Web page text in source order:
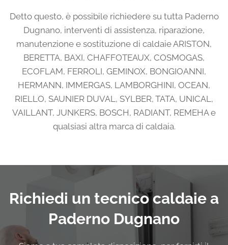
Detto questo, è possibile richiedere su tutta Paderno
Dugnano, interventi di assistenza, riparazione,
manutenzione e sostituzione di caldaie ARISTON,
BERETTA, BAXI, CHAFFOTEAUX, COSMOGAS,
ECOFLAM, FERROLI, GEMINOX, BONGIOANNI,
HERMANN, IMMERGAS, LAMBORGHINI, OCEAN,
RIELLO, SAUNIER DUVAL, SYLBER, TATA, UNICAL,
VAILLANT, JUNKERS, BOSCH, RADIANT, REMEHA e
qualsiasi altra marca di caldaia.
Richiedi un tecnico caldaie a
Paderno Dugnano